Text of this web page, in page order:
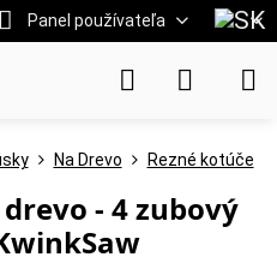
Panel používateľa
Na Drevo Rezné kotúče
- 4 zubový